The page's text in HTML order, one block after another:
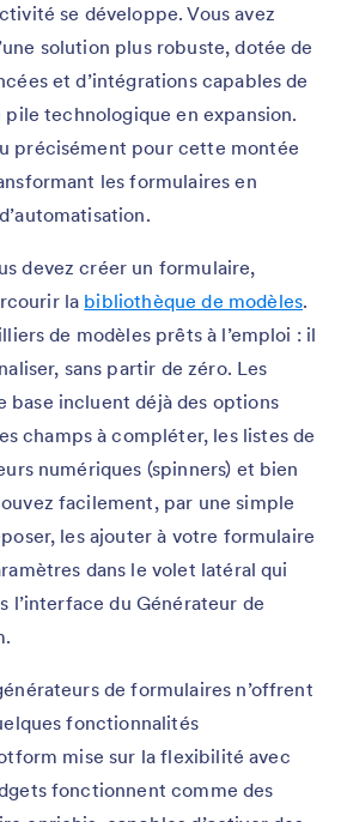
se développe. Vous avez
solution plus robuste, dotée de
et d’intégrations capables de
pile technologique en expansion.
précisément pour cette montée
les formulaires en
devez créer un formulaire,
la bibliothèque de modèles.
de modèles prêts à l’emploi : il
sans partir de zéro. Les
base incluent déjà des options
champs à compléter, les listes de
numériques (spinners) et bien
facilement, par une simple
les ajouter à votre formulaire
dans le volet latéral qui
l’interface du Générateur de
de formulaires n’offrent
fonctionnalités
mise sur la flexibilité avec
fonctionnent comme des